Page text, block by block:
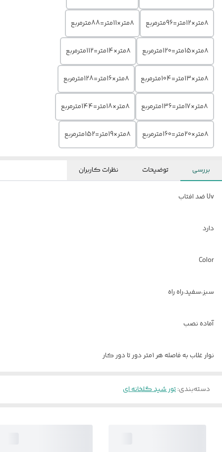
۸متر×12متر=96مترمربع ۸متر×11متر=88مترمربع
۸متر×15متر=120مترمربع ۸متر×14متر=112مترمربع
۸متر×13متر=104مترمربع ۸متر×16متر=128مترمربع
۸متر×17متر=136مترمربع ۸متر×18متر=144مترمربع
۸متر×20متر=160مترمربع ۸متر×19متر=152مترمربع
بررسی توضیحات نظرات کاربران
Uv ضد افتاب
دارد
Color
سبز،سفید،راه راه
آماده نصب
نوار غلاب به فاصله هر ۱متر دور تا دور کار
دسته‌بندی:تور شید گلخانه ای